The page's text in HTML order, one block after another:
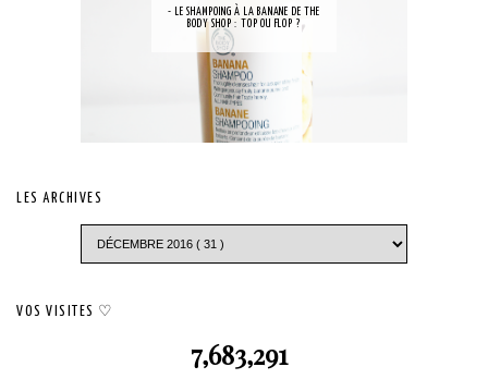
- LE SHAMPOING À LA BANANE DE THE
BODY SHOP : TOP OU FLOP ?
LES ARCHIVES
VOS VISITES ♡
7,683,291